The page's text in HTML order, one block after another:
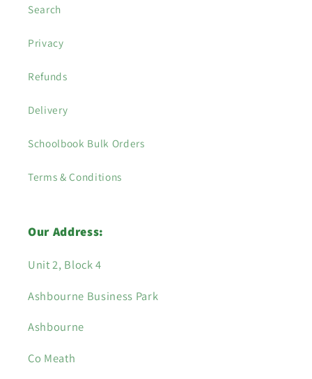
Search
Privacy
Refunds
Delivery
Schoolbook Bulk Orders
Terms & Conditions
Our Address:
Unit 2, Block 4
Ashbourne Business Park
Ashbourne
Co Meath